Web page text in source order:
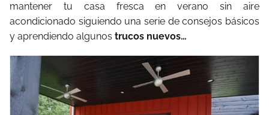
mantener tu casa fresca en verano sin aire
acondicionado siguiendo una serie de consejos básicos
y aprendiendo algunos trucos nuevos…